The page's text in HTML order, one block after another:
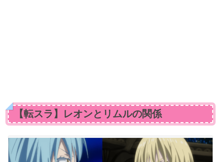
【転スラ】レオンとリムルの関係